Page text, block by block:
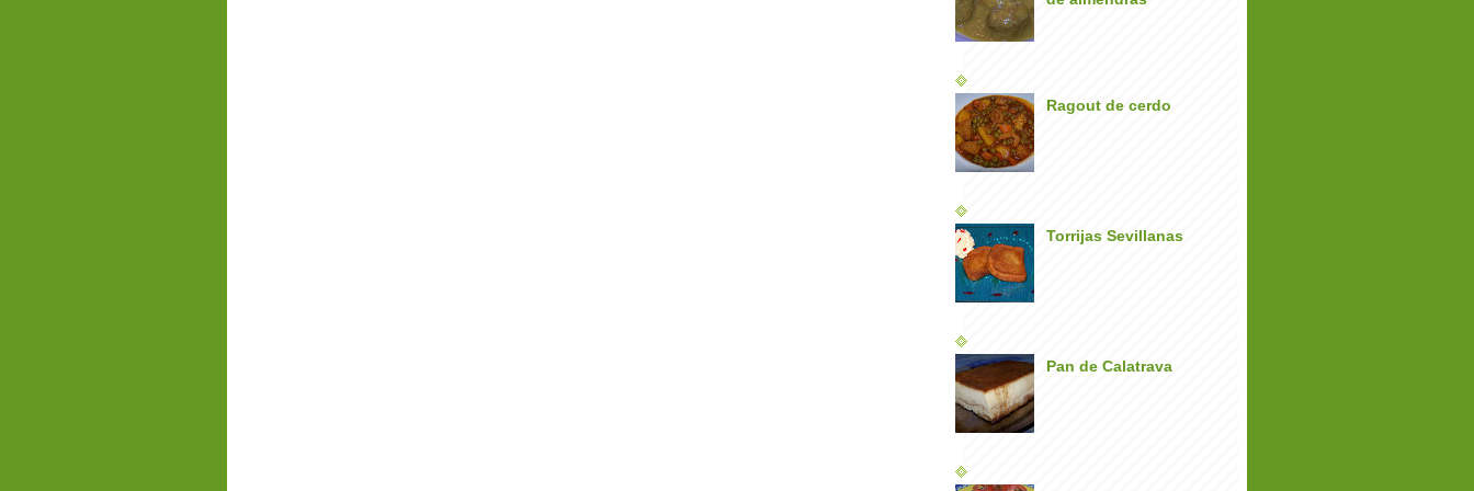
Ragout de cerdo
Torrijas Sevillanas
Pan de Calatrava